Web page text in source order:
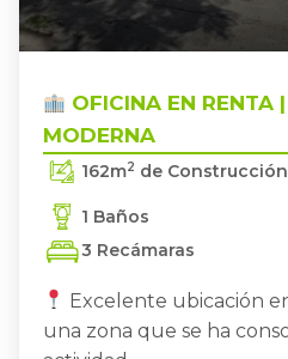
OFICINA EN
OFICINA EN RENTA
MODERNA
162m2 de Construcción
1 Baños
3 Recámaras
Excelente ubicación
una zona que se ha